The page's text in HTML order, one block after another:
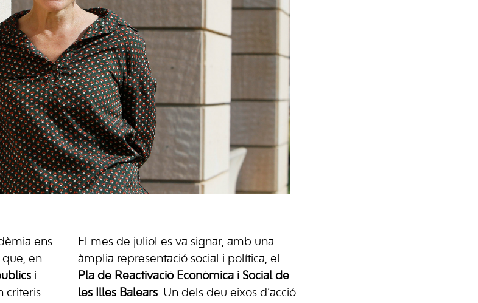
ens
que, en
i
criteris
El mes de juliol es va signar, amb una
àmplia representació social i política, el
Pla de Reactivació Econòmica i Social de
les Illes Balears. Un dels deu eixos d’acció